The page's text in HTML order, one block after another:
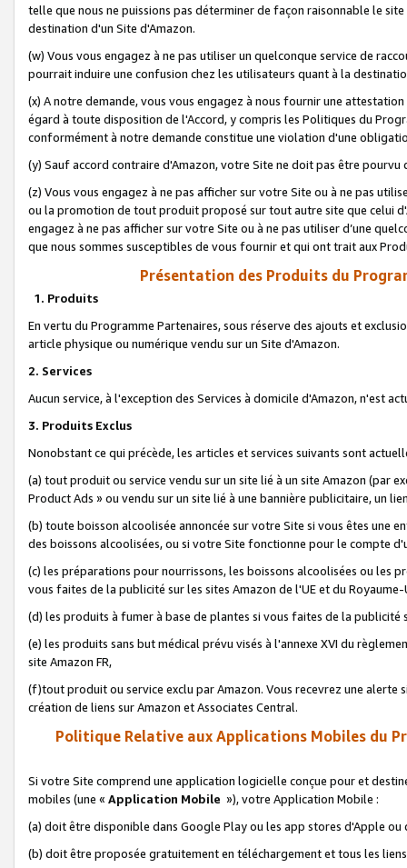
telle que nous ne puissions pas déterminer de façon raisonnable le
destination d'un Site d'Amazon.
(w) Vous vous engagez à ne pas utiliser un quelconque service de
pourrait induire une confusion chez les utilisateurs quant à la
(x) A notre demande, vous vous engagez à nous fournir une
égard à toute disposition de l'Accord, y compris les Politiques du
conformément à notre demande constitue une violation d'une
(y) Sauf accord contraire d'Amazon, votre Site ne doit pas être
(z) Vous vous engagez à ne pas afficher sur votre Site ou à ne pas
ou la promotion de tout produit proposé sur tout autre site que celui
engagez à ne pas afficher sur votre Site ou à ne pas utiliser d’une
que nous sommes susceptibles de vous fournir et qui ont trait aux
Présentation des Produits du
1. Produits
En vertu du Programme Partenaires, sous réserve des ajouts et
article physique ou numérique vendu sur un Site d'Amazon.
2. Services
Aucun service, à l'exception des Services à domicile d'Amazon, n'est
3. Produits Exclus
Nonobstant ce qui précède, les articles et services suivants sont
(a) tout produit ou service vendu sur un site lié à un site Amazon (par
Product Ads » ou vendu sur un site lié à une bannière publicitaire, un
(b) toute boisson alcoolisée annoncée sur votre Site si vous êtes une
des boissons alcoolisées, ou si votre Site fonctionne pour le compte
(c) les préparations pour nourrissons, les boissons alcoolisées ou les
vous faites de la publicité sur les sites Amazon de l'UE et du Royaume-
(d) les produits à fumer à base de plantes si vous faites de la publicité
(e) les produits sans but médical prévu visés à l'annexe XVI du
site Amazon FR,
(f)tout produit ou service exclu par Amazon. Vous recevrez une alerte
création de liens sur Amazon et Associates Central.
Politique Relative aux Applications Mobiles du
Si votre Site comprend une application logicielle conçue pour et
mobiles (une « Application Mobile »), votre Application Mobile :
(a) doit être disponible dans Google Play ou les app stores d'Apple ou
(b) doit être proposée gratuitement en téléchargement et tous les